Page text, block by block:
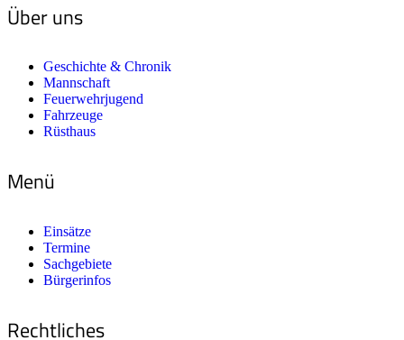
Über uns
Geschichte & Chronik
Mannschaft
Feuerwehrjugend
Fahrzeuge
Rüsthaus
Menü
Einsätze
Termine
Sachgebiete
Bürgerinfos
Rechtliches